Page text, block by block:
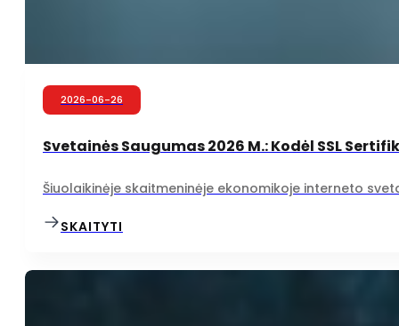
2026-06-26
Svetainės Saugumas 2026 M.: Kodėl SSL
Šiuolaikinėje skaitmeninėje ekonomikoje interneto
SKAITYTI